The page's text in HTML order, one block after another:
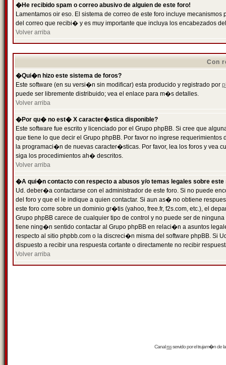
�He recibido spam o correo abusivo de alguien de este foro!
Lamentamos oir eso. El sistema de correo de este foro incluye
del correo que recibi� y es muy importante que incluya los encabezados
Volver arriba
Con
�Qui�n hizo este sistema de foros?
Este software (en su versi�n sin modificar) esta producido y registrado por
puede ser libremente distribuido; vea el enlace para m�s detalles.
Volver arriba
�Por qu� no est� X caracter�stica disponible?
Este software fue escrito y licenciado por el Grupo phpBB. Si cree que
que tiene lo que decir el Grupo phpBB. Por favor no ingrese
la programaci�n de nuevas caracter�sticas. Por favor, lea los foros y vea
siga los procedimientos ah� descritos.
Volver arriba
�A qui�n contacto con respecto a abusos y/o temas legales sobre este
Ud. deber�a contactarse con el administrador de este foro. Si no puede
del foro y que el le indique a quien contactar. Si aun as� no obtiene
este foro corre sobre un dominio gr�tis (yahoo, free.fr, f2s.com, etc.), el
Grupo phpBB carece de cualquier tipo de control y no puede ser de
tiene ning�n sentido contactar al Grupo phpBB en relaci�n a asuntos
respecto al sitio phpbb.com o la discreci�n misma del software phpBB. Si
dispuesto a recibir una respuesta cortante o directamente no recibir
Volver arriba
Canalrssservido por eltrujam�nde